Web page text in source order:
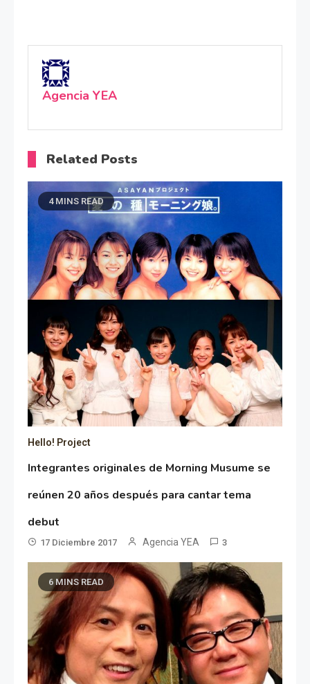
Agencia YEA
Related Posts
4 MINS READ
Hello! Project
Integrantes originales de Morning Musume se
reúnen 20 años después para cantar tema
debut
17 Diciembre 2017 Agencia YEA 3
6 MINS READ